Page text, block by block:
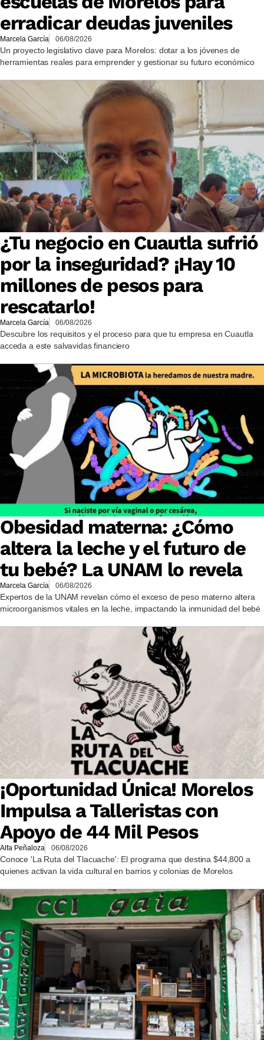
erradicar deudas juveniles
Marcela García 06/08/2026
Un proyecto legislativo clave para Morelos: dotar a los jóvenes de
herramientas reales para emprender y gestionar su futuro económico
¿Tu negocio en Cuautla sufrió
por la inseguridad? ¡Hay 10
millones de pesos para
rescatarlo!
Marcela García 06/08/2026
Descubre los requisitos y el proceso para que tu empresa en Cuautla
acceda a este salvavidas financiero
Obesidad materna: ¿Cómo
altera la leche y el futuro de
tu bebé? La UNAM lo revela
Marcela García 06/08/2026
Expertos de la UNAM revelan cómo el exceso de peso materno altera
microorganismos vitales en la leche, impactando la inmunidad del bebé
¡Oportunidad Única! Morelos
Impulsa a Talleristas con
Apoyo de 44 Mil Pesos
Alfa Peñaloza 06/08/2026
Conoce 'La Ruta del Tlacuache': El programa que destina $44,800 a
quienes activan la vida cultural en barrios y colonias de Morelos